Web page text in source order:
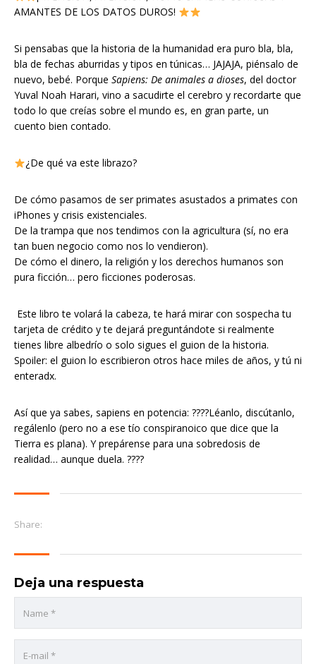
AMANTES DE LOS DATOS DUROS!
Si pensabas que la historia de la humanidad era puro bla, bla,
bla de fechas aburridas y tipos en túnicas… JAJAJA, piénsalo de
nuevo, bebé. Porque Sapiens: De animales a dioses, del doctor
Yuval Noah Harari, vino a sacudirte el cerebro y recordarte que
todo lo que creías sobre el mundo es, en gran parte, un
cuento bien contado.
¿De qué va este librazo?
De cómo pasamos de ser primates asustados a primates con
iPhones y crisis existenciales.
De la trampa que nos tendimos con la agricultura (sí, no era
tan buen negocio como nos lo vendieron).
De cómo el dinero, la religión y los derechos humanos son
pura ficción… pero ficciones poderosas.
Este libro te volará la cabeza, te hará mirar con sospecha tu
tarjeta de crédito y te dejará preguntándote si realmente
tienes libre albedrío o solo sigues el guion de la historia.
Spoiler: el guion lo escribieron otros hace miles de años, y tú ni
enteradx.
Así que ya sabes, sapiens en potencia: ????Léanlo, discútanlo,
regálenlo (pero no a ese tío conspiranoico que dice que la
Tierra es plana). Y prepárense para una sobredosis de
realidad… aunque duela. ????
Share:
Deja una respuesta